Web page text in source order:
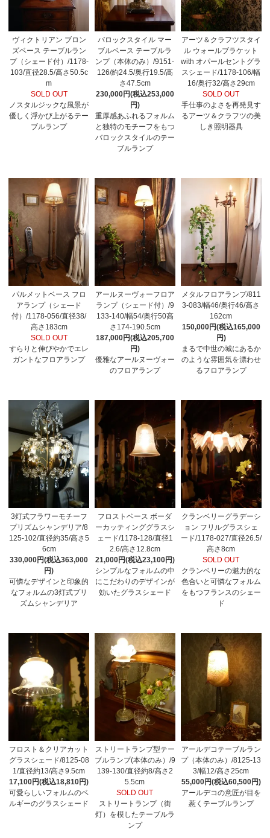
ヴィクトリアン ブロン
ズベース テーブルラン
プ（シェード付）/1178-
103/直径28.5/高さ50.5c
m
SOLD OUT
ノスタルジックな風景が
優しく浮かび上がるテー
ブルランプ
バロックスタイル マー
ブルベース テーブルラ
ンプ（本体のみ）/9151-
126/約24.5/奥行19.5/高
さ47.5cm
230,000円(税込253,000
円)
重厚感あふれるフォルム
と独特のモチーフをもつ
バロックスタイルのテー
ブルランプ
アーツ＆クラフツスタイ
ル ウォールブラケット
with オパールセントグラ
スシェード/1178-106/幅
16/奥行32/高さ29cm
SOLD OUT
手仕事のよさを再発見す
るアーツ＆クラフツの美
しき照明器具
パルメットベース フロ
アランプ（シェ―ド
付）/1178-056/直径38/
高さ183cm
SOLD OUT
すらりと伸びやかでエレ
ガントなフロアランプ
アールヌーヴォーフロア
ランプ（シェード付）/9
133-140/幅54/奥行50高
さ174-190.5cm
187,000円(税込205,700
円)
優雅なアールヌーヴォー
のフロアランプ
メタルフロアランプ/811
3-083/幅46/奥行46/高さ
162cm
150,000円(税込165,000
円)
まるで中世の城にあるか
のような雰囲気を漂わせ
るフロアランプ
3灯式フラワーモチーフ
プリズムシャンデリア/8
125-102/直径約35/高さ5
6cm
330,000円(税込363,000
円)
可憐なデザインと印象的
なフォルムの3灯式プリ
ズムシャンデリア
フロストベース ボーダ
ーカッティンググラスシ
ェード/1178-128/直径1
2.6/高さ12.8cm
21,000円(税込23,100円)
シンプルなフォルムの中
にこだわりのデザインが
効いたグラスシェード
クランベリーグラデーシ
ョン フリルグラスシェ
ード/1178-027/直径26.5/
高さ8cm
SOLD OUT
クランベリーの魅力的な
色合いと可憐なフォルム
をもつフランスのシェー
ド
フロスト＆クリアカット
グラスシェード/8125-08
1/直径約13/高さ9.5cm
17,100円(税込18,810円)
可愛らしいフォルムのベ
ルギーのグラスシェード
ストリートランプ型テー
ブルランプ(本体のみ）/9
139-130/直径約8/高さ2
5.5cm
SOLD OUT
ストリートランプ（街
灯）を模したテーブルラ
ンプ
アールデコテーブルラン
プ（本体のみ）/8125-13
3/幅12/高さ25cm
55,000円(税込60,500円)
アールデコの意匠が目を
惹くテーブルランプ